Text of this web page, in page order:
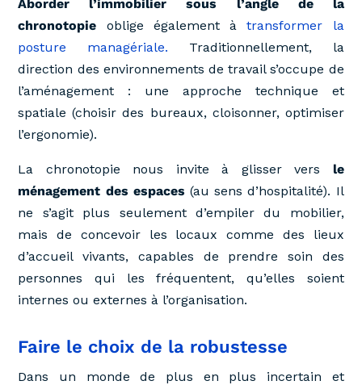
Aborder l’immobilier sous l’angle de la
chronotopie oblige également àtransformer la
posture managériale. Traditionnellement, la
direction des environnements de travail s’occupe de
l’aménagement : une approche technique et
spatiale (choisir des bureaux, cloisonner, optimiser
l’ergonomie).
La chronotopie nous invite à glisser vers le
ménagement des espaces (au sens d’hospitalité). Il
ne s’agit plus seulement d’empiler du mobilier,
mais de concevoir les locaux comme des lieux
d’accueil vivants, capables de prendre soin des
personnes qui les fréquentent, qu’elles soient
internes ou externes à l’organisation.
Faire le choix de la robustesse
Dans un monde de plus en plus incertain et